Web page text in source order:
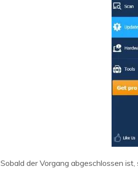
Sobald der Vorgang abgeschlossen